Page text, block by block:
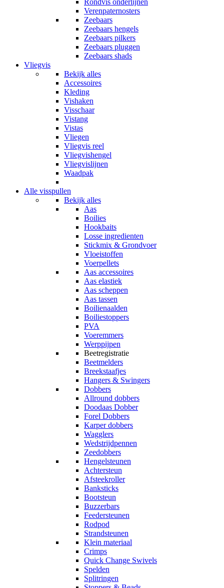
Rondvis onderlijnen
Verenpaternosters
Zeebaars
Zeebaars hengels
Zeebaars pilkers
Zeebaars pluggen
Zeebaars shads
Vliegvis
Bekijk alles
Accessoires
Kleding
Vishaken
Visschaar
Vistang
Vistas
Vliegen
Vliegvis reel
Vliegvishengel
Vliegvislijnen
Waadpak
Alle visspullen
Bekijk alles
Aas
Boilies
Hookbaits
Losse ingredienten
Stickmix & Grondvoer
Vloeistoffen
Voerpellets
Aas accessoires
Aas elastiek
Aas scheppen
Aas tassen
Boilienaalden
Boiliestoppers
PVA
Voeremmers
Werppijpen
Beetregistratie
Beetmelders
Breekstaafjes
Hangers & Swingers
Dobbers
Allround dobbers
Doodaas Dobber
Forel Dobbers
Karper dobbers
Wagglers
Wedstrijdpennen
Zeedobbers
Hengelsteunen
Achtersteun
Afsteekroller
Banksticks
Bootsteun
Buzzerbars
Feedersteunen
Rodpod
Strandsteunen
Klein materiaal
Crimps
Quick Change Swivels
Spelden
Splitringen